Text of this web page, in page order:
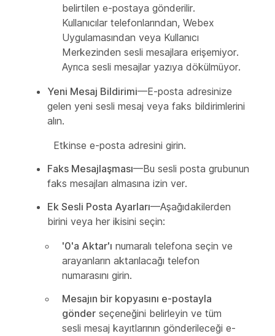
belirtilen e-postaya gönderilir.
Kullanıcılar telefonlarından, Webex
Uygulamasından veya Kullanıcı
Merkezinden sesli mesajlara erişemiyor.
Ayrıca sesli mesajlar yazıya dökülmüyor.
Yeni Mesaj Bildirimi—E-posta adresinize
gelen yeni sesli mesaj veya faks bildirimlerini
alın.
Etkinse e-posta adresini girin.
Faks Mesajlaşması—Bu sesli posta grubunun
faks mesajları almasına izin ver.
Ek Sesli Posta Ayarları—Aşağıdakilerden
birini veya her ikisini seçin:
'0'a Aktar'ı numaralı telefona seçin ve
arayanların aktarılacağı telefon
numarasını girin.
Mesajın bir kopyasını e-postayla
gönder seçeneğini belirleyin ve tüm
sesli mesaj kayıtlarının gönderileceği e-